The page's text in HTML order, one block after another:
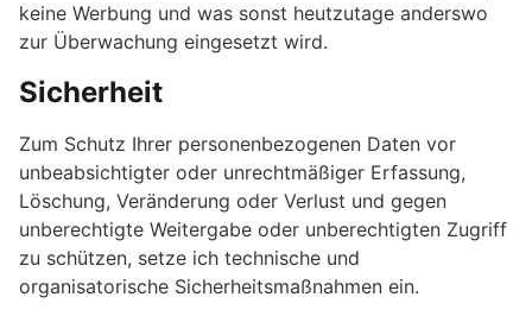
keine Werbung und was sonst heutzutage anderswo
zur Überwachung eingesetzt wird.
Sicherheit
Zum Schutz Ihrer personenbezogenen Daten vor
unbeabsichtigter oder unrechtmäßiger Erfassung,
Löschung, Veränderung oder Verlust und gegen
unberechtigte Weitergabe oder unberechtigten Zugriff
zu schützen, setze ich technische und
organisatorische Sicherheitsmaßnahmen ein.